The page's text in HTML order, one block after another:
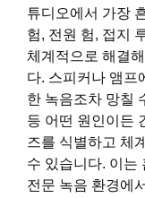
튜디오에서 가장
험, 전원 험, 접지
체계적으로 해결
다. 스피커나 앰프
한 녹음조차 망칠
등 어떤 원인이든
즈를 식별하고 체
수 있습니다. 이는
전문 녹음 환경에